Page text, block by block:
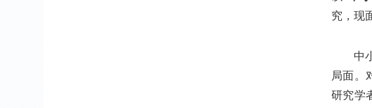
究，现
中
局面。
研究学